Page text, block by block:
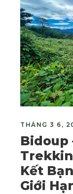
THÁNG 3 6,
Bidoup
Kết
Giới